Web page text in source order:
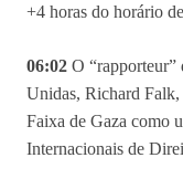
+4 horas do horário
06:02 O “rapporteur”
Unidas, Richard Falk,
Faixa de Gaza como
Internacionais de